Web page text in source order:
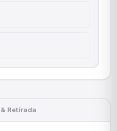
Retirada